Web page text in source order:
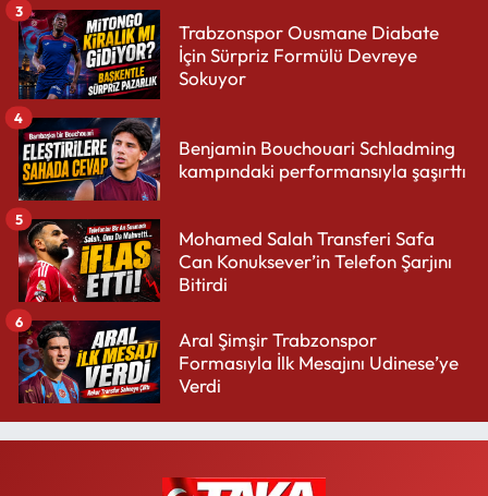
Trabzonspor Ousmane Diabate
İçin Sürpriz Formülü Devreye
Sokuyor
3
Benjamin Bouchouari Schladming
kampındaki performansıyla şaşırttı
4
Mohamed Salah Transferi Safa
Can Konuksever’in Telefon Şarjını
Bitirdi
5
Aral Şimşir Trabzonspor
Formasıyla İlk Mesajını Udinese’ye
Verdi
6